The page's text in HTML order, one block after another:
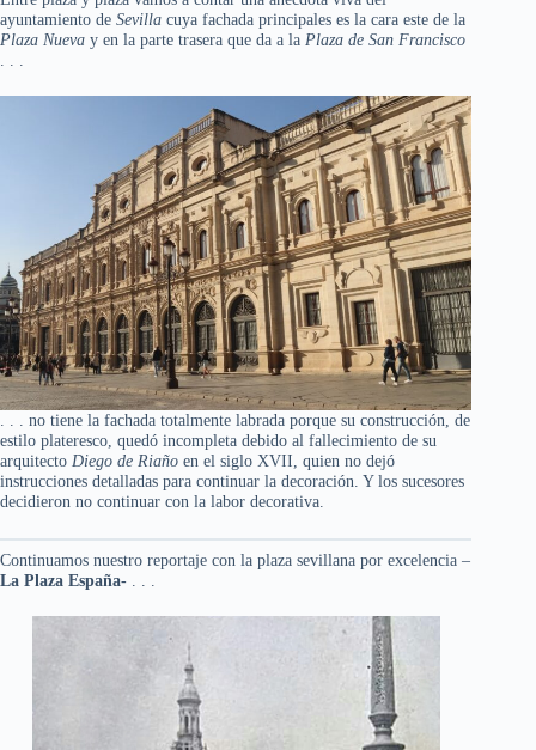
ayuntamiento de Sevilla cuya fachada principales es la cara este de la
Plaza Nueva y en la parte trasera que da a la Plaza de San Francisco
. . . no tiene la fachada totalmente labrada porque su construcción, de
estilo plateresco, quedó incompleta debido al fallecimiento de su
arquitecto Diego de Riaño en el siglo XVII, quien no dejó
instrucciones detalladas para continuar la decoración. Y los sucesores
decidieron no continuar con la labor decorativa.
Continuamos nuestro reportaje con la plaza sevillana por excelencia –
La Plaza España-